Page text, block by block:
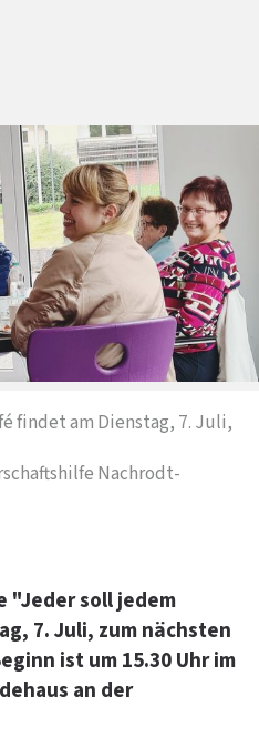
findet am Dienstag, 7. Juli,
Nachrodt-
"Jeder soll jedem
7. Juli, zum nächsten
ist um 15.30 Uhr im
an der